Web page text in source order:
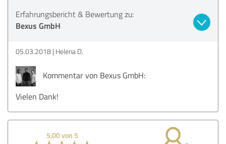
Erfahrungsbericht & Bewertung zu:
Bexus GmbH
05.03.2018 Helena D.
Kommentar von Bexus GmbH:
Vielen Dank!
5,00 von 5